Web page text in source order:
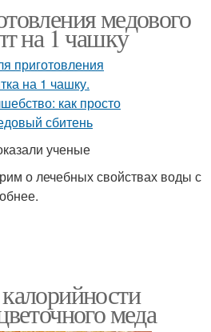
медового
на 1 чашку
ученые
о лечебных свойствах воды с
меда